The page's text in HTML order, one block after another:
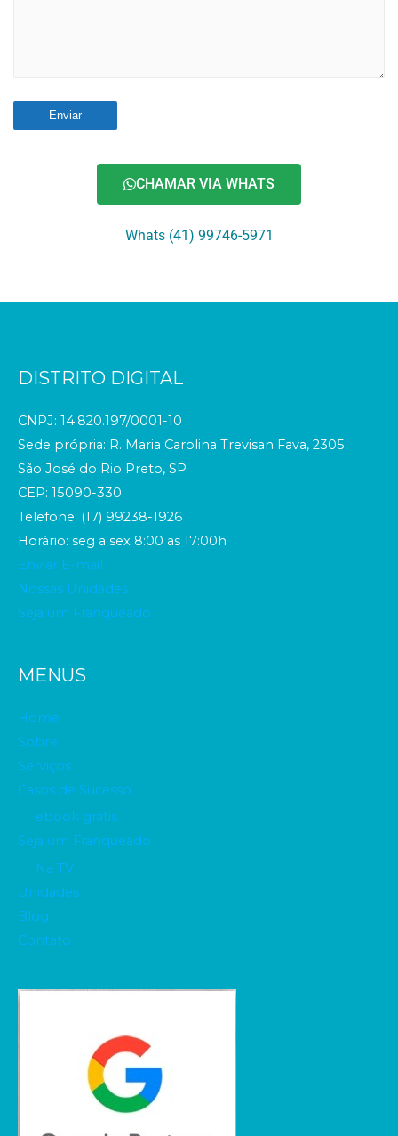
CHAMAR VIA WHATS
Whats (41) 99746-5971
DISTRITO DIGITAL
CNPJ: 14.820.197/0001-10
Sede própria: R. Maria Carolina Trevisan Fava, 2305
São José do Rio Preto, SP
CEP: 15090-330
Telefone: (17) 99238-1926
Horário: seg a sex 8:00 as 17:00h
Enviar E-mail
Nossas Unidades
Seja um Franqueado
MENUS
Home
Sobre
Serviços
Casos de Sucesso
ebook grátis
Seja um Franqueado
Na TV
Unidades
Blog
Contato